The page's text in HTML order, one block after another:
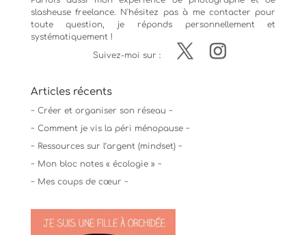
slasheuse freelance. N'hésitez pas à me contacter pour
toute question, je réponds personnellement et
systématiquement !
Suivez-moi sur :
Articles récents
~ Créer et organiser son réseau ~
~ Comment je vis la péri ménopause ~
~ Ressources sur l’argent (mindset) ~
~ Mon bloc notes « écologie » ~
~ Mes coups de cœur ~